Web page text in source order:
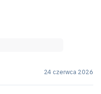
24 czerwca 2026